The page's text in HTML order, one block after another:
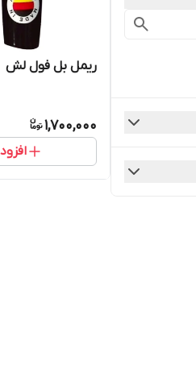
ریمل بل فول لش
1,700,000